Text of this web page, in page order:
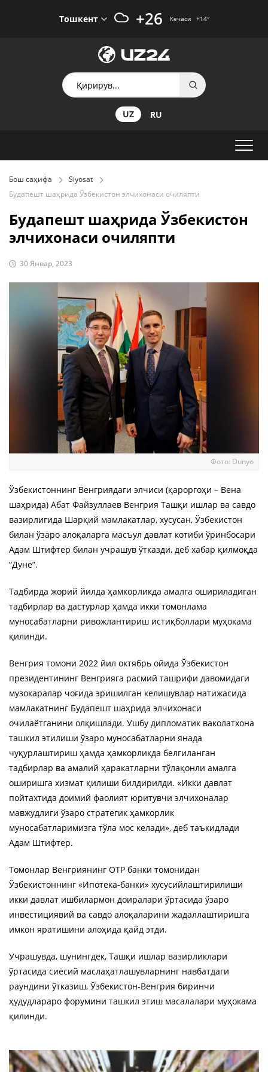
Тошкент +26 Кечаси +14°
UZ RU
Бош саҳифа
Siyosat
Будапешт шаҳрида Ўзбекистон элчихонаси очиляпти
Будапешт шаҳрида Ўзбекистон
элчихонаси очиляпти
30 Январ, 2023
Фото: Dunyo
Ўзбекистоннинг Венгриядаги элчиси (қароргоҳи – Вена
шаҳрида) Абат Файзуллаев Венгрия Ташқи ишлар ва савдо
вазирлигида Шарқий мамлакатлар, хусусан, Ўзбекистон
билан ўзаро алоқаларга масъул давлат котиби ўринбосари
Адам Штифтер билан учрашув ўтказди, деб хабар қилмоқда
“Дунё”.
Тадбирда жорий йилда ҳамкорликда амалга ошириладиган
тадбирлар ва дастурлар ҳамда икки томонлама
муносабатларни ривожлантириш истиқболлари муҳокама
қилинди.
Венгрия томони 2022 йил октябрь ойида Ўзбекистон
президентининг Венгрияга расмий ташрифи давомидаги
музокаралар чоғида эришилган келишувлар натижасида
мамлакатнинг Будапешт шаҳрида элчихонаси
очилаётганини олқишлади. Ушбу дипломатик ваколатхона
ташкил этилиши ўзаро муносабатларни янада
чуқурлаштириш ҳамда ҳамкорликда белгиланган
тадбирлар ва амалий ҳаракатларни тўлақонли амалга
оширишга хизмат қилиши билдирилди. «Икки давлат
пойтахтида доимий фаолият юритувчи элчихоналар
мавжудлиги ўзаро стратегик ҳамкорлик
муносабатларимизга тўла мос келади», деб таъкидлади
Адам Штифтер.
Томонлар Венгриянинг OTP банки томонидан
Ўзбекистоннинг «Ипотека-банки» хусусийлаштирилиши
икки давлат ишбилармон доиралари ўртасида ўзаро
инвестициявий ва савдо алоқаларини жадаллаштиришга
имкон яратишини алоҳида қайд этди.
Учрашувда, шунингдек, Ташқи ишлар вазирликлари
ўртасида сиёсий маслаҳатлашувларнинг навбатдаги
раундини ўтказиш, Ўзбекистон-Венгрия биринчи
ҳудудлараро форумини ташкил этиш масалалари муҳокама
қилинди.